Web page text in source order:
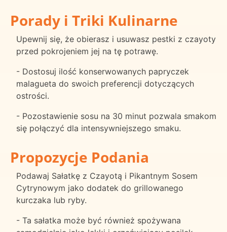
Porady i Triki Kulinarne
Upewnij się, że obierasz i usuwasz pestki z czayoty
przed pokrojeniem jej na tę potrawę.
- Dostosuj ilość konserwowanych papryczek
malagueta do swoich preferencji dotyczących
ostrości.
- Pozostawienie sosu na 30 minut pozwala smakom
się połączyć dla intensywniejszego smaku.
Propozycje Podania
Podawaj Sałatkę z Czayotą i Pikantnym Sosem
Cytrynowym jako dodatek do grillowanego
kurczaka lub ryby.
- Ta sałatka może być również spożywana